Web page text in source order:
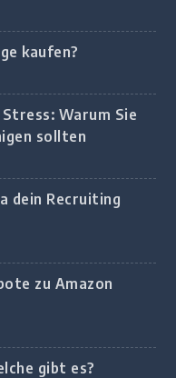
kaufen?
Warum Sie
sollten
dein Recruiting
zu Amazon
gibt es?